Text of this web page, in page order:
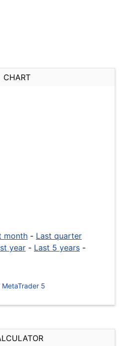
CHART
month - Last quarter
year - Last 5 years -
MetaTrader 5